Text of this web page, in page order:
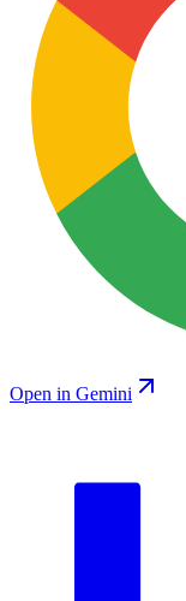
Open in Gemini